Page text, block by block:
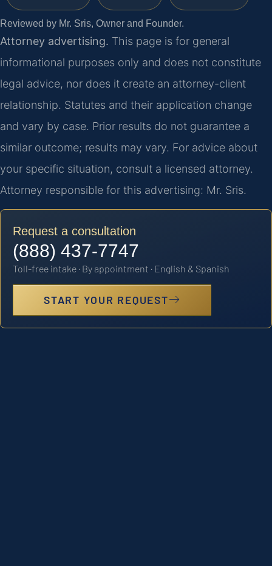
Reviewed by Mr. Sris, Owner and Founder.
Attorney advertising. This page is for general
informational purposes only and does not constitute
legal advice, nor does it create an attorney-client
relationship. Statutes and their application change
and vary by case. Prior results do not guarantee a
similar outcome; results may vary. For advice about
your specific situation, consult a licensed attorney.
Attorney responsible for this advertising: Mr. Sris.
Request a consultation
(888) 437-7747
Toll-free intake · By appointment · English & Spanish
START YOUR REQUEST